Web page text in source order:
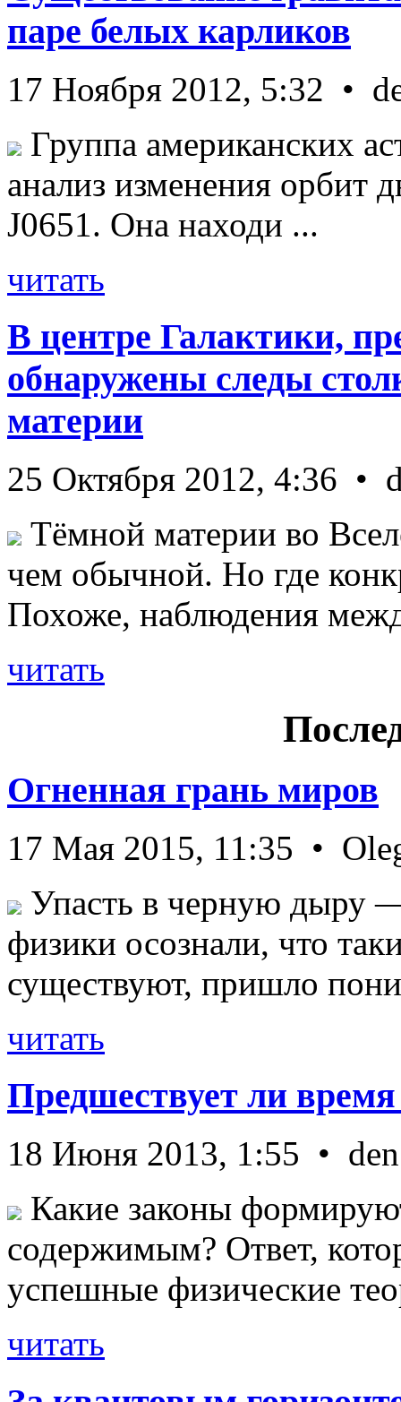
паре белых карликов
17 Ноября 2012, 5:32 •
Группа американских
анализ изменения орбит
J0651. Она находи ...
читать
В центре Галактики,
обнаружены следы
материи
25 Октября 2012, 4:36 •
Тёмной материи во
чем обычной. Но где
Похоже, наблюдения
читать
Огненная грань миров
17 Мая 2015, 11:35 •
Упасть в черную дыру
физики осознали, что
существуют, пришло
читать
Предшествует ли
18 Июня 2013, 1:55 • den
Какие законы
содержимым? Ответ,
успешные физические
читать